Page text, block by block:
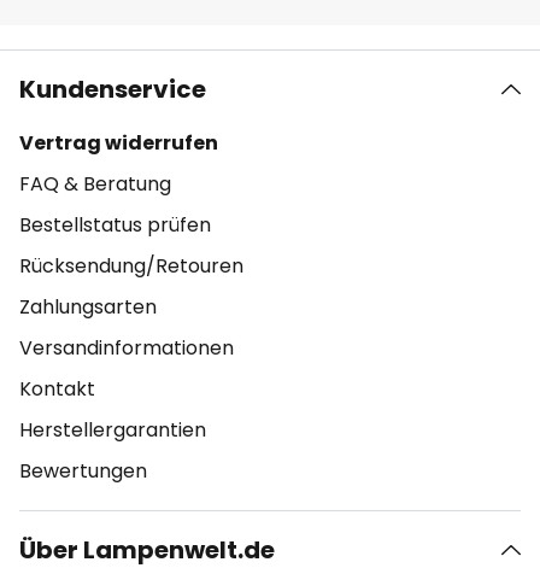
Kundenservice
Vertrag widerrufen
FAQ & Beratung
Bestellstatus prüfen
Rücksendung/Retouren
Zahlungsarten
Versandinformationen
Kontakt
Herstellergarantien
Bewertungen
Über Lampenwelt.de